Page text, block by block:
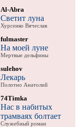
Al-Abra
Светит луна
Хурсенко Вячеслав
fulmaster
На моей луне
Мертвые дельфины
sulehov
Лекарь
Полотно Анатолий
74Timka
Нас в набитых
трамваях болтает
Служебный роман